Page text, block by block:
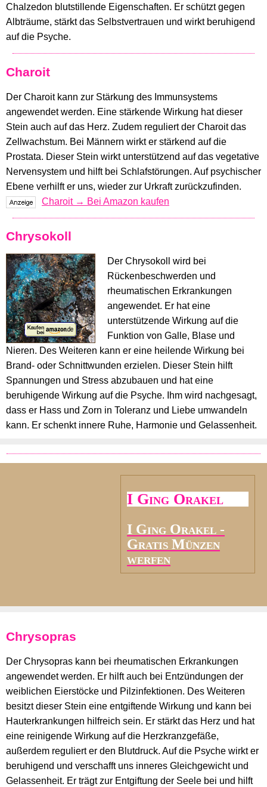
Chalzedon blutstillende Eigenschaften. Er schützt gegen
Albträume, stärkt das Selbstvertrauen und wirkt beruhigend
auf die Psyche.
Charoit
Der Charoit kann zur Stärkung des Immunsystems
angewendet werden. Eine stärkende Wirkung hat dieser
Stein auch auf das Herz. Zudem reguliert der Charoit das
Zellwachstum. Bei Männern wirkt er stärkend auf die
Prostata. Dieser Stein wirkt unterstützend auf das vegetative
Nervensystem und hilft bei Schlafstörungen. Auf psychischer
Ebene verhilft er uns, wieder zur Urkraft zurückzufinden.
Charoit → Bei Amazon kaufen
Chrysokoll
Der Chrysokoll wird bei
Rückenbeschwerden und
rheumatischen Erkrankungen
angewendet. Er hat eine
unterstützende Wirkung auf die
Funktion von Galle, Blase und
Nieren. Des Weiteren kann er eine heilende Wirkung bei
Brand- oder Schnittwunden erzielen. Dieser Stein hilft
Spannungen und Stress abzubauen und hat eine
beruhigende Wirkung auf die Psyche. Ihm wird nachgesagt,
dass er Hass und Zorn in Toleranz und Liebe umwandeln
kann. Er schenkt innere Ruhe, Harmonie und Gelassenheit.
I Ging Orakel
I Ging Orakel -
Gratis Münzen
werfen
Chrysopras
Der Chrysopras kann bei rheumatischen Erkrankungen
angewendet werden. Er hilft auch bei Entzündungen der
weiblichen Eierstöcke und Pilzinfektionen. Des Weiteren
besitzt dieser Stein eine entgiftende Wirkung und kann bei
Hauterkrankungen hilfreich sein. Er stärkt das Herz und hat
eine reinigende Wirkung auf die Herzkranzgefäße,
außerdem reguliert er den Blutdruck. Auf die Psyche wirkt er
beruhigend und verschafft uns inneres Gleichgewicht und
Gelassenheit. Er trägt zur Entgiftung der Seele bei und hilft